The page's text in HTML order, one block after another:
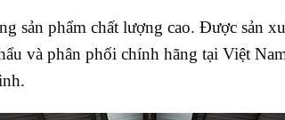
sản phẩm chất lượng cao. Được sản
và phân phối chính hãng tại Việt